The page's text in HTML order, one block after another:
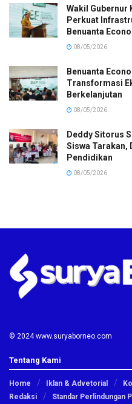
Wakil Gubernur
Perkuat
Benuanta
08/05/2026
Benuanta
Transformasi
Berkelanjutan
08/05/2026
Deddy Sitorus
Siswa Tarakan,
Pendidikan
08/05/2026
© 2024 www.suryaborneo.com
Tentang Kami
Home Iklan & Advetorial
Redaksi
Standar Perlindungan